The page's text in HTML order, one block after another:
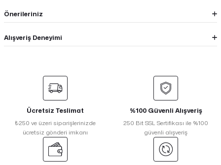
Önerileriniz
Alışveriş Deneyimi
Ücretsiz Teslimat
₺250 ve üzeri siparişlerinizde
ücretsiz gönderi imkanı
%100 Güvenli Alışveriş
250 Bit SSL Sertifikası ile %100
güvenli alışveriş